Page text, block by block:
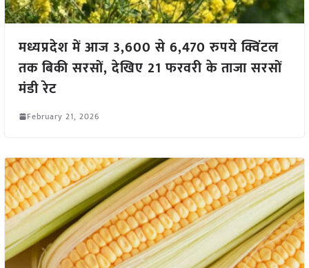
मध्यप्रदेश में आज 3,600 से 6,470 रुपये क्विंटल
तक बिकी सरसों, देखिए 21 फरवरी के ताजा सरसों
मंडी रेट
February 21, 2026